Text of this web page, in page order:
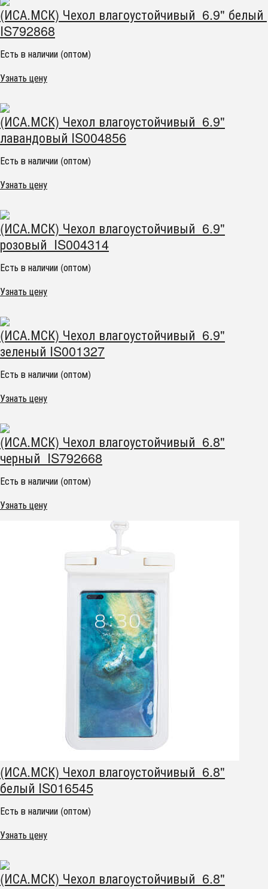
(ИСА.МСК) Чехол влагоустойчивый 6.9" белый
IS792868
Есть в наличии (оптом)
Узнать цену
(ИСА.МСК) Чехол влагоустойчивый 6.9"
лавандовый IS004856
Есть в наличии (оптом)
Узнать цену
(ИСА.МСК) Чехол влагоустойчивый 6.9"
розовый IS004314
Есть в наличии (оптом)
Узнать цену
(ИСА.МСК) Чехол влагоустойчивый 6.9"
зеленый IS001327
Есть в наличии (оптом)
Узнать цену
(ИСА.МСК) Чехол влагоустойчивый 6.8"
черный IS792668
Есть в наличии (оптом)
Узнать цену
(ИСА.МСК) Чехол влагоустойчивый 6.8"
белый IS016545
Есть в наличии (оптом)
Узнать цену
(ИСА.МСК) Чехол влагоустойчивый 6.8"